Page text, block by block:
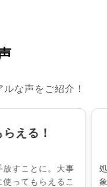
な声をご紹介！
える！
すことに。大事
ってもらえるこ